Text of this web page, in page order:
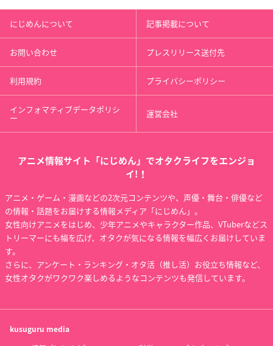
にじめんについて 記事掲載について
お問い合わせ プレスリリース送付先
利用規約 プライバシーポリシー
インフォマティブデータポリシ
ー 運営会社
アニメ情報サイト「にじめん」でオタクライフをエンジョ
イ!！
アニメ・ゲーム・漫画などの2次元コンテンツや、声優・舞台・俳優など
の情報・話題をお届けする情報メディア「にじめん」。
女性向けアニメをはじめ、少年アニメやキャラクター作品、VTuberなどス
トリーマーにも幅を広げ、オタクが気になる情報を幅広くお届けしていま
す。
さらに、アンケート・ランキング・オタ活（推し活）お役立ち情報など、
女性オタクがワクワク楽しめるようなコンテンツも発信しています。
kusuguru media